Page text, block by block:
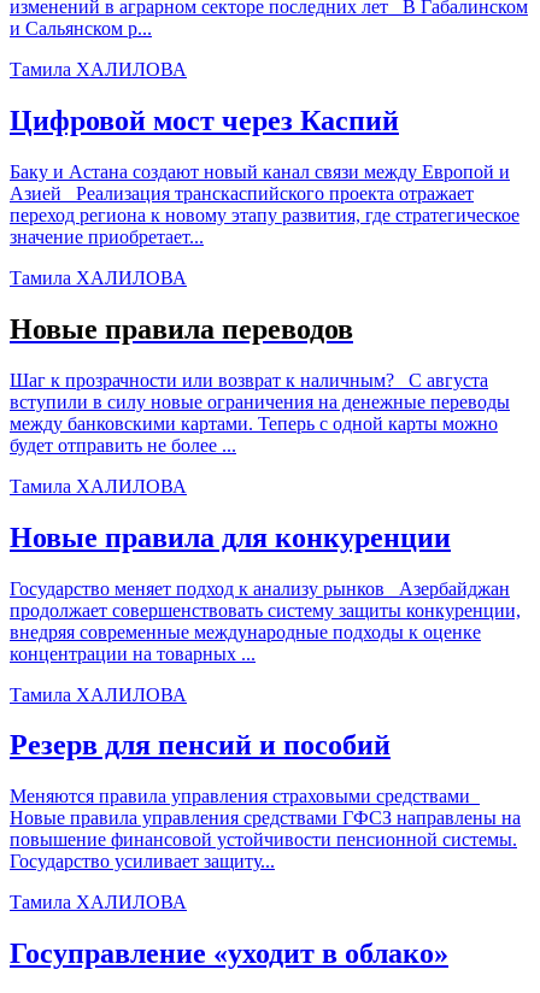
изменений в аграрном секторе последних лет В Габалинском
и Сальянском р...
Тамила ХАЛИЛОВА
Цифровой мост через Каспий
Баку и Астана создают новый канал связи между Европой и
Азией Реализация транскаспийского проекта отражает
переход региона к новому этапу развития, где стратегическое
значение приобретает...
Тамила ХАЛИЛОВА
Новые правила переводов
Шаг к прозрачности или возврат к наличным? С августа
вступили в силу новые ограничения на денежные переводы
между банковскими картами. Теперь с одной карты можно
будет отправить не более ...
Тамила ХАЛИЛОВА
Новые правила для конкуренции
Государство меняет подход к анализу рынков Азербайджан
продолжает совершенствовать систему защиты конкуренции,
внедряя современные международные подходы к оценке
концентрации на товарных ...
Тамила ХАЛИЛОВА
Резерв для пенсий и пособий
Меняются правила управления страховыми средствами
Новые правила управления средствами ГФСЗ направлены на
повышение финансовой устойчивости пенсионной системы.
Государство усиливает защиту...
Тамила ХАЛИЛОВА
Госуправление «уходит в облако»